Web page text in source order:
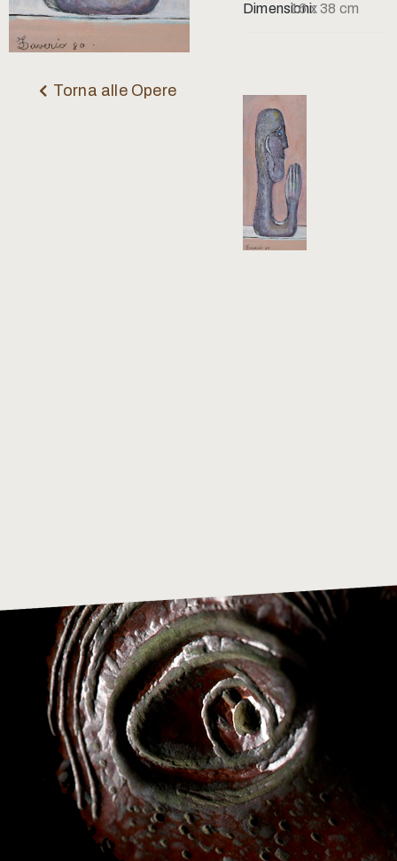
Torna alle Opere
Dimensioni:16 x 38 cm